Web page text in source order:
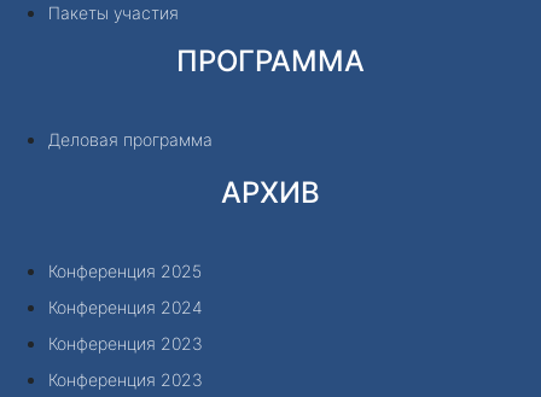
Пакеты участия
ПРОГРАММА
Деловая программа
АРХИВ
Конференция 2025
Конференция 2024
Конференция 2023
Конференция 2023